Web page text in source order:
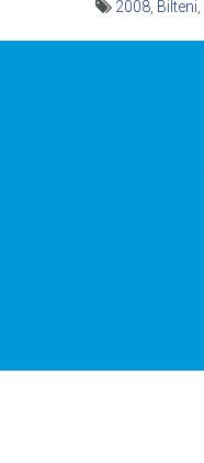
2008 Bilteni